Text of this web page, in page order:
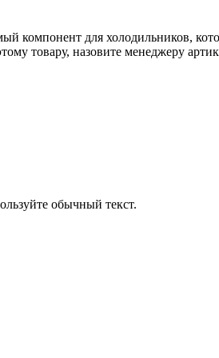
компонент для холодильников,
товару, назовите менеджеру
обычный текст.